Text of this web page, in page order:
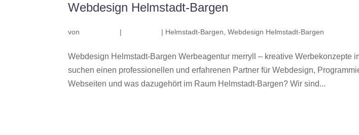
Webdesign Helmstadt-Bargen
von | | Helmstadt-Bargen ,Webdesign Helmstadt-Bargen
Webdesign Helmstadt-Bargen Werbeagentur merryll – kreative Werbekonzepte
suchen einen professionellen und erfahrenen Partner für Webdesign,
Webseiten und was dazugehört im Raum Helmstadt-Bargen? Wir sind...